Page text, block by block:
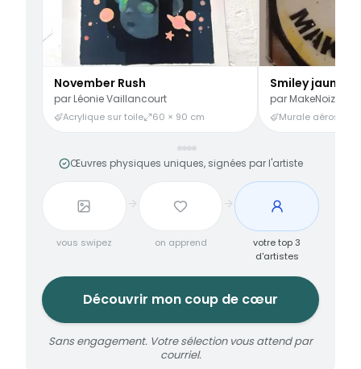
November Rush
par Léonie Vaillancourt
Acrylique sur toile 60 × 90 cm
Smiley jaune
par MakeNoize
Murale aérosol
Œuvres physiques uniques, signées par l'artiste
vous swipez on apprend
votre top 3
d'artistes
Découvrir mon coup de cœur
Sans engagement. Votre sélection vous attend par
courriel.